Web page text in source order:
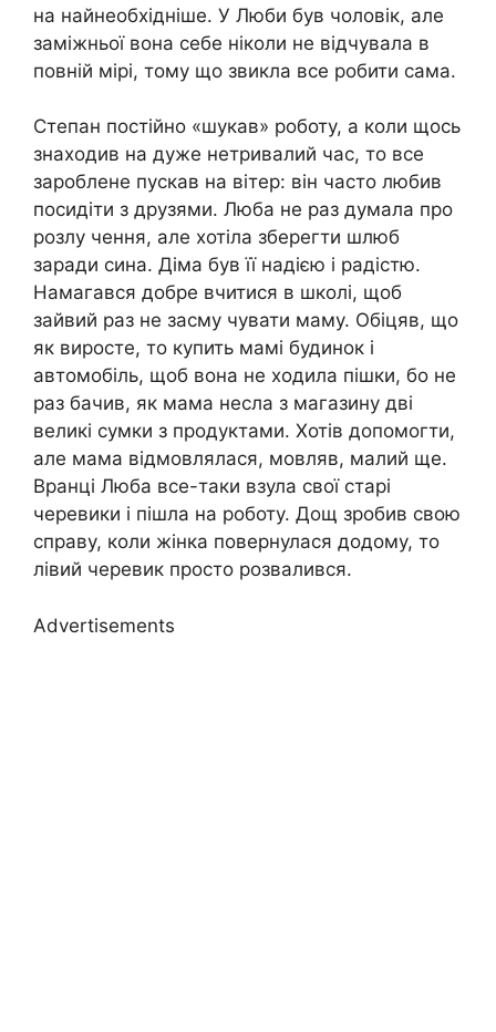
на найнеобхідніше. У Люби був чоловік, але
заміжньої вона себе ніколи не відчувала в
повній мірі, тому що звикла все робити сама.
Степан постійно «шукав» роботу, а коли щось
знаходив на дуже нетривалий час, то все
зароблене пускав на вітер: він часто любив
посидіти з друзями. Люба не раз думала про
розлу чення, але хотіла зберегти шлюб
заради сина. Діма був її надією і радістю.
Намагався добре вчитися в школі, щоб
зайвий раз не засму чувати маму. Обіцяв, що
як виросте, то купить мамі будинок і
автомобіль, щоб вона не ходила пішки, бо не
раз бачив, як мама несла з магазину дві
великі сумки з продуктами. Хотів допомогти,
але мама відмовлялася, мовляв, малий ще.
Вранці Люба все-таки взула свої старі
черевики і пішла на роботу. Дощ зробив свою
справу, коли жінка повернулася додому, то
лівий черевик просто розвалився.
Advertisements